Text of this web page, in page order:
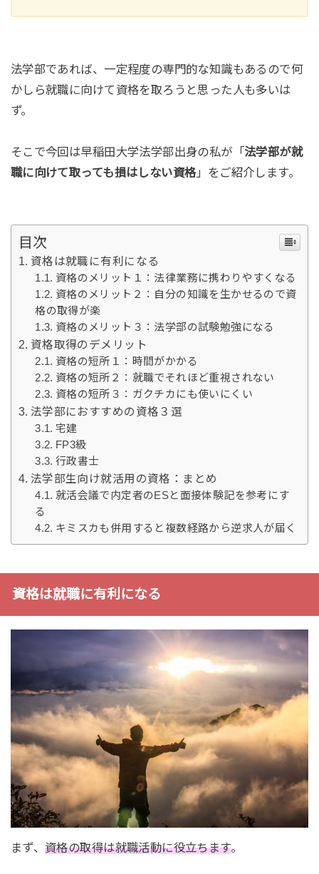
法学部であれば、一定程度の専門的な知識もあるので何
かしら就職に向けて資格を取ろうと思った人も多いは
ず。
そこで今回は早稲田大学法学部出身の私が「法学部が就
職に向けて取っても損はしない資格」をご紹介します。
目次
資格は就職に有利になる
資格のメリット１：法律業務に携わりやすくなる
資格のメリット２：自分の知識を生かせるので資
格の取得が楽
資格のメリット３：法学部の試験勉強になる
資格取得のデメリット
資格の短所１：時間がかかる
資格の短所２：就職でそれほど重視されない
資格の短所３：ガクチカにも使いにくい
法学部におすすめの資格３選
宅建
FP3級
行政書士
法学部生向け就活用の資格：まとめ
就活会議で内定者のESと面接体験記を参考にす
る
キミスカも併用すると複数経路から逆求人が届く
資格は就職に有利になる
まず、資格の取得は就職活動に役立ちます。